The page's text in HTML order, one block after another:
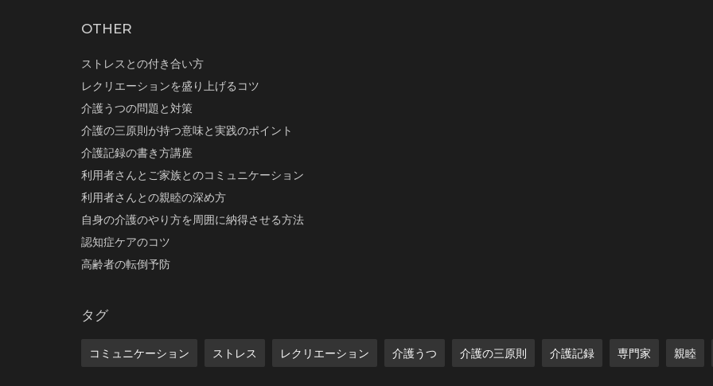
OTHER
ストレスとの付き合い方
レクリエーションを盛り上げるコツ
介護うつの問題と対策
介護の三原則が持つ意味と実践のポイント
介護記録の書き方講座
利用者さんとご家族とのコミュニケーション
利用者さんとの親睦の深め方
自身の介護のやり方を周囲に納得させる方法
認知症ケアのコツ
高齢者の転倒予防
タグ
コミュニケーション ストレス レクリエーション 介護うつ 介護の三原則 介護記録 専門家 親睦